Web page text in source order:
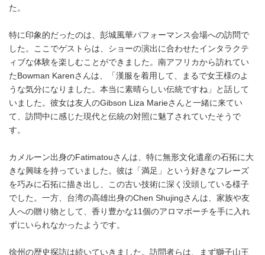
た。
特に印象的だったのは、彭城風華パフォーマンス会場への訪問で
した。ここでゲストらは、ショーの演出に合わせたインタラクテ
ィブな体験を楽しむことができました。南アフリカから訪れてい
たBowman Karenさんは、「漢服を着用して、まるで女王様のよ
うな気分になりました。本当に素晴らしい伝統ですね」と話して
いました。彼女は友人のGibson Liza Marieさんと一緒に来てい
て、訪問中に感じた現代と伝統の対照に魅了されていたそうで
す。
カメルーン出身のFatimatouさんは、特に無形文化遺産の石拓に大
きな興味を持っていました。彼は「満足」という好きなフレーズ
を巧みに石拓に描き出し、この古い技術に深く没頭している様子
でした。一方、台湾の高雄出身のChen Shujingさんは、家族や友
人への贈り物として、香り豊かな11個のアロマポーチを手に入れ
ずにいられなかったようです。
徐州の歴史探訪は続いていきました。訪問者らは、まず獅子山王